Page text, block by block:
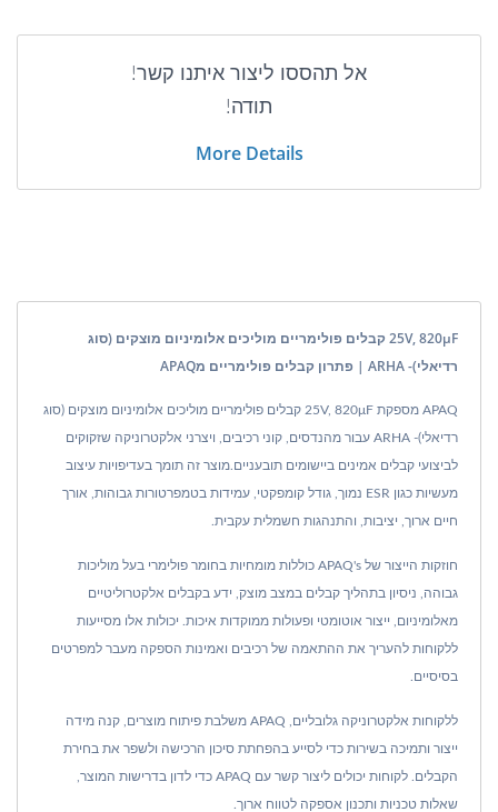
אל תהססו ליצור איתנו קשר!
תודה!
More Details
25V, 820μF קבלים פולימריים מוליכים אלומיניום מוצקים (סוג
רדיאלי)- ARHA | פתרון קבלים פולימריים מAPAQ
APAQ מספקת 25V, 820μF קבלים פולימריים מוליכים אלומיניום מוצקים (סוג
רדיאלי)- ARHA עבור מהנדסים, קוני רכיבים, ויצרני אלקטרוניקה שזקוקים
לביצועי קבלים אמינים ביישומים תובעניים.מוצר זה תומך בעדיפויות עיצוב
מעשיות כגון ESR נמוך, גודל קומפקטי, עמידות בטמפרטורות גבוהות, אורך
חיים ארוך, יציבות, והתנהגות חשמלית עקבית.
חוזקות הייצור של APAQ's כוללות מומחיות בחומר פולימרי בעל מוליכות
גבוהה, ניסיון בתהליך קבלים במצב מוצק, ידע בקבלים אלקטרוליטיים
מאלומיניום, ייצור אוטומטי ופעולות ממוקדות איכות. יכולות אלו מסייעות
ללקוחות להעריך את ההתאמה של רכיבים ואמינות הספקה מעבר למפרטים
בסיסיים.
ללקוחות אלקטרוניקה גלובליים, APAQ משלבת פיתוח מוצרים, קנה מידה
ייצור ותמיכה בשירות כדי לסייע בהפחתת סיכון הרכישה ולשפר את בחירת
הקבלים. לקוחות יכולים ליצור קשר עם APAQ כדי לדון בדרישות המוצר,
שאלות טכניות ותכנון אספקה לטווח ארוך.